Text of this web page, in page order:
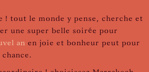
! tout le monde y pense, cherche et
une super belle soirée pour
an en joie et bonheur peut pour